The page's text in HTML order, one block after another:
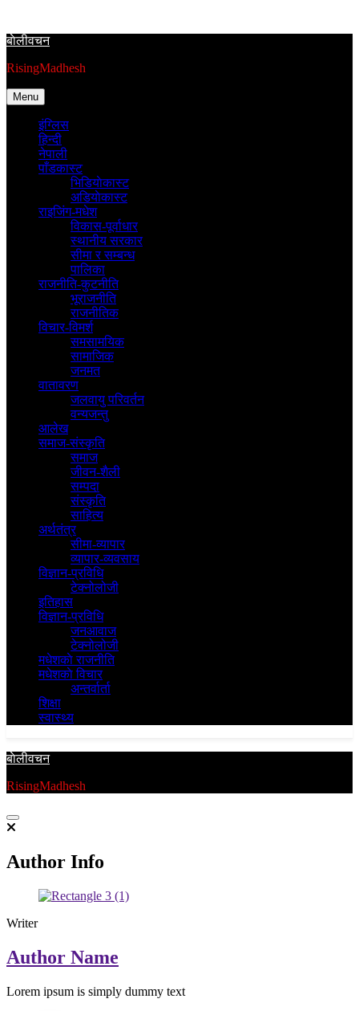
content
बाेलीवचन
RisingMadhesh
Menu
इंग्लिस
हिन्दी
नेपाली
पाँडकास्ट
भिडियाेकास्ट
अडियाेकास्ट
राइजिंग-मधेश
विकास-पूर्वाधार
स्थानीय सरकार
सीमा र सम्बन्ध
पालिका
राजनीति-कुटनीति
भूराजनीति
राजनीतिक
विचार-विमर्श
समसामयिक
सामाजिक
जनमत
वातावरण
जलवायु परिवर्तन
वन्यजन्तु
आलेख
समाज-संस्कृति
समाज
जीवन-शैली
सम्पदा
संस्कृति
साहित्य
अर्थतंत्र
सीमा-व्यापार
व्यापार-व्यवसाय
विज्ञान-प्रविधि
टेक्नोलोजी
इतिहास
विज्ञान-प्रविधि
जनआवाज
टेक्नोलोजी
मधेशकाे राजनीति
मधेशकाे विचार
अन्तर्वार्ता
शिक्षा
स्वास्थ्य
बाेलीवचन
RisingMadhesh
Author Info
Writer
Author Name
Lorem ipsum is simply dummy text